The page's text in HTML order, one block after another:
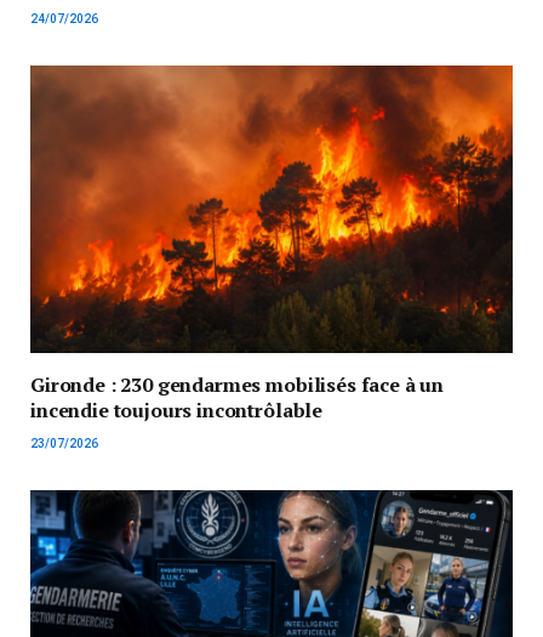
24/07/2026
Gironde : 230 gendarmes mobilisés face à un
incendie toujours incontrôlable
23/07/2026